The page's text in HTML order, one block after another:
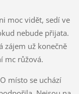
moc vidět, sedí ve
nebude přijata.
zájem už konečně
mc růžová.
místo se uchází